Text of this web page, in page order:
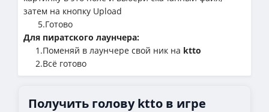
затем на кнопку Upload
5.Готово
Для пиратского лаунчера:
1.Поменяй в лаунчере свой ник на ktto
2.Всё готово
Получить голову ktto в игре